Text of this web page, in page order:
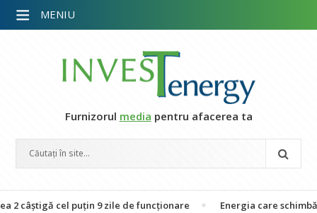
Furnizorul media pentru afacerea ta
cel puțin 9 zile de funcționare Energia care schimbă vieți:
MENIU